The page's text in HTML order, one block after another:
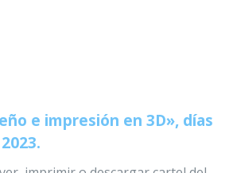
e impresión en 3D», días